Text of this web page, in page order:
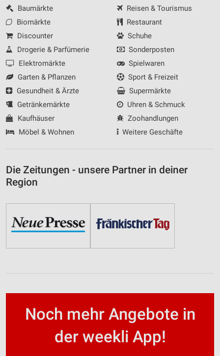
Baumärkte
Biomärkte
Discounter
Drogerie & Parfümerie
Elektromärkte
Garten & Pflanzen
Gesundheit & Ärzte
Getränkemärkte
Kaufhäuser
Möbel & Wohnen
Reisen & Tourismus
Restaurant
Schuhe
Sonderposten
Spielwaren
Sport & Freizeit
Supermärkte
Uhren & Schmuck
Zoohandlungen
Weitere Geschäfte
Die Zeitungen - unsere Partner in deiner
Region
Noch mehr Angebote in
der weekli App!